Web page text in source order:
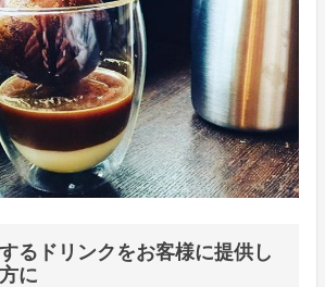
るドリンクをお客様に提供し
に